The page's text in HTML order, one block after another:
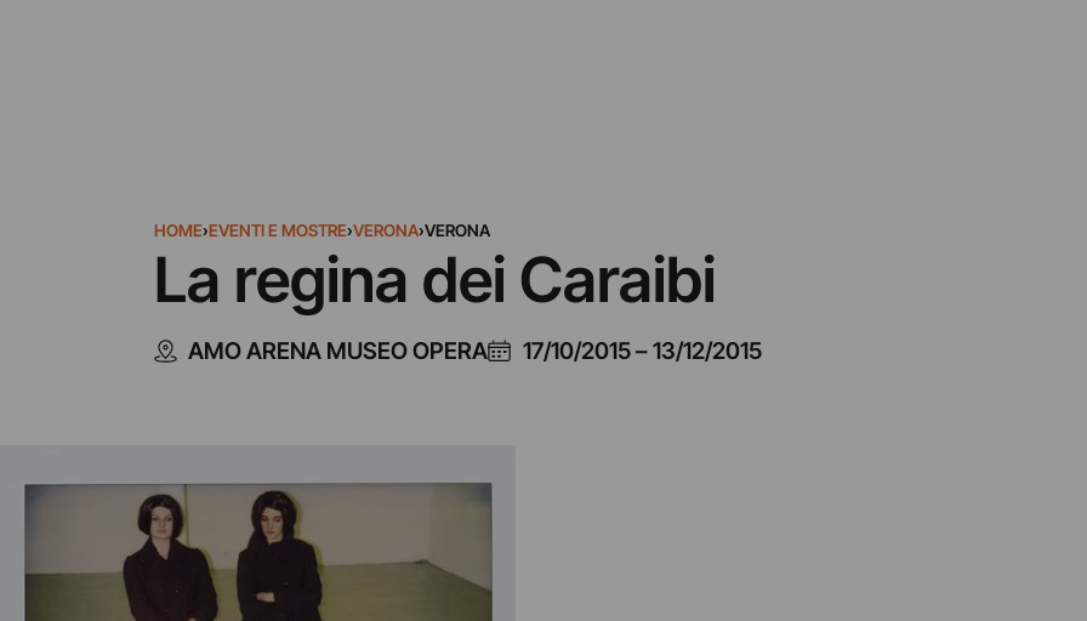
HOME›EVENTI E MOSTRE›VERONA›VERONA
La regina dei Caraibi
AMO ARENA MUSEO OPERA 17/10/2015–13/12/2015